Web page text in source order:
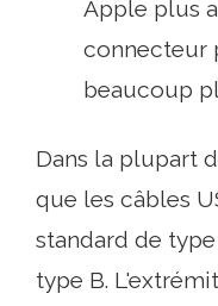
Apple plus
connecteur
beaucoup
Dans la plupart
que les câbles
standard de
type B.